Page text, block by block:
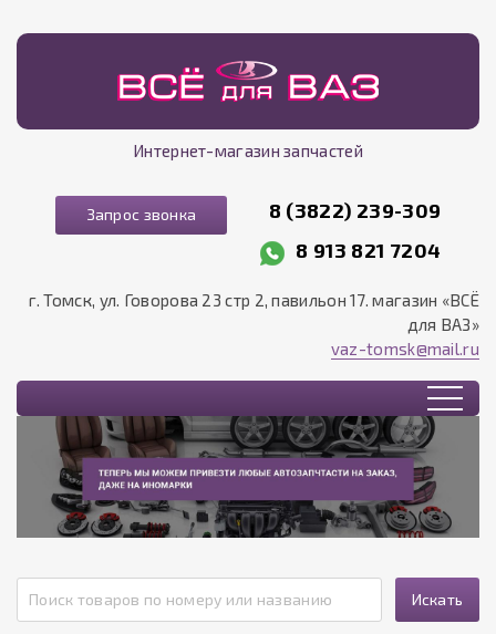
Интернет-магазин запчастей
Запрос звонка
8 (3822) 239-309
8 913 821 7204
г. Томск, ул. Говорова 23 стр 2, павильон 17. магазин «ВСЁ
для ВАЗ»
vaz-tomsk@mail.ru
Искать